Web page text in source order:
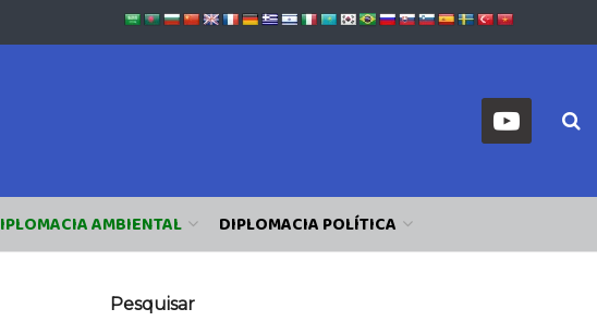
AMBIENTAL DIPLOMACIA POLÍTICA
Pesquisar